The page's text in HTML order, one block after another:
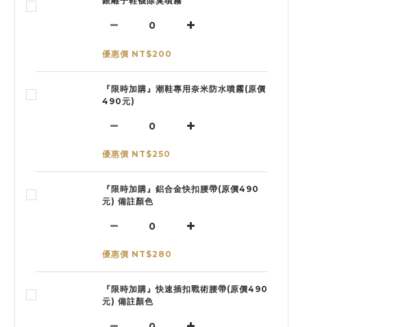
優惠價 NT$200
『限時加購』潮鞋專用奈米防水噴霧(原價
490元)
優惠價 NT$250
『限時加購』鋁合金快扣腰帶(原價490
元) 備註顏色
優惠價 NT$280
『限時加購』快速插扣戰術腰帶(原價490
元) 備註顏色